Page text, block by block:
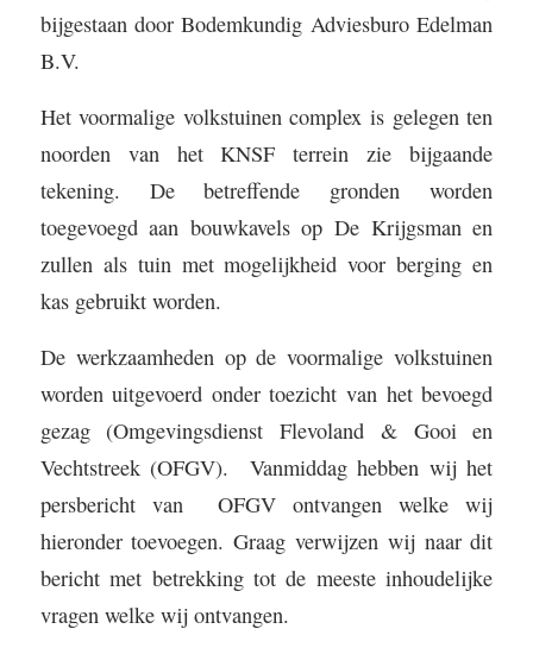
bijgestaan door Bodemkundig Adviesburo Edelman
B.V.
Het voormalige volkstuinen complex is gelegen ten
noorden van het KNSF terrein zie bijgaande
tekening. De betreffende gronden worden
toegevoegd aan bouwkavels op De Krijgsman en
zullen als tuin met mogelijkheid voor berging en
kas gebruikt worden.
De werkzaamheden op de voormalige volkstuinen
worden uitgevoerd onder toezicht van het bevoegd
gezag (Omgevingsdienst Flevoland & Gooi en
Vechtstreek (OFGV).
Vanmiddag hebben wij het
persbericht van
OFGV ontvangen welke wij
hieronder toevoegen. Graag verwijzen wij naar dit
bericht met betrekking tot de meeste inhoudelijke
vragen welke wij ontvangen.